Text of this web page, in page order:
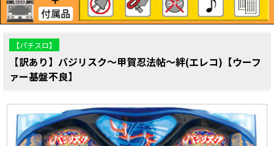
【パチスロ】
【訳あり】バジリスク～甲賀忍法帖～絆(エレコ)【ウーフ
ァー基盤不良】